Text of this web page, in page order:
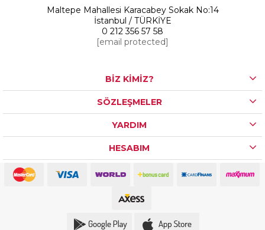
Maltepe Mahallesi Karacabey Sokak No:14
İstanbul / TÜRKİYE
0 212 356 57 58
[email protected]
BİZ KİMİZ?
SÖZLEŞMELER
YARDIM
HESABIM